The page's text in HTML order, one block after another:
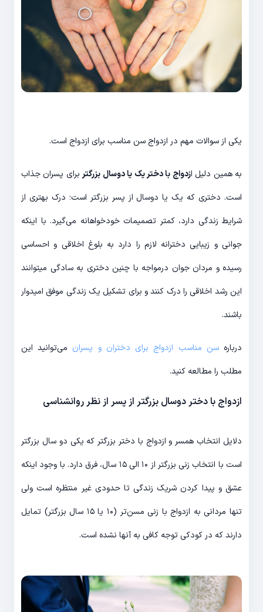
یکی از سوالات مهم در ازدواج سن مناسب برای ازدواج است.
به همین دلیل ازدواج با دختر یک یا دوسال بزرگتربرای پسران جذاب
است. دختری که یک یا دوسال از پسر بزرگتر است؛ درک بهتری از
شرایط زندگی دارد، کمتر تصمیمات خودخواهانه می‌گیرد. با اینکه
جوانی و زیبایی دخترانه لازم را دارد به بلوغ اخلاقی و احساسی
رسیده و مردان جوان درمواجه با چنین دختری به سادگی میتوانند
این رشد اخلاقی را درک کنند و برای تشکیل یک زندگی موفق امیدوار
باشند.
دربارهسن مناسب ازدواج برای دختران و پسران می‌توانید این
مطلب را مطالعه کنید.
ازدواج با دختر دوسال بزرگتر از پسر از نظر روانشناسی
دلایل انتخاب همسر و ازدواج با دختر بزرگتر که یکی دو سال بزرگتر
است با انتخاب زنی بزرگتر از ۱۰ الی ۱۵ سال، فرق دارد. با وجود اینکه
عشق و پیدا کردن شریک زندگی تا حدودی غیر منتظره است ولی
تنها مردانی به ازدواج با زنی مسن‌تر (۱۰ یا ۱۵ سال بزرگتر) تمایل
دارند که در کودکی توجه کافی به آنها نشده است.